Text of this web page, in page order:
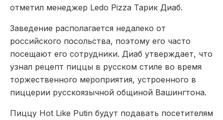
отметил менеджер Ledo Pizza Тарик Диаб.
Заведение располагается недалеко от
российского посольства, поэтому его часто
посещают его сотрудники. Диаб утверждает, что
узнал рецепт пиццы в русском стиле во время
торжественного мероприятия, устроенного в
пиццерии русскоязычной общиной Вашингтона.
Пиццу Hot Like Putin будут подавать посетителям